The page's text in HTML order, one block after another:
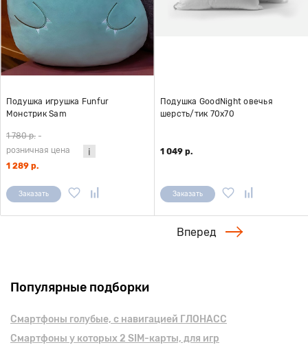
Подушка игрушка Funfur
Монстрик Sam
1 780 р. -
розничная цена
1 289 р.
Заказать
Подушка GoodNight овечья
шерсть/тик 70х70
1 049 р.
Заказать
Вперед
Популярные подборки
Смартфоны голубые, с навигацией ГЛОНАСС
Смартфоны у которых 2 SIM-карты, для игр